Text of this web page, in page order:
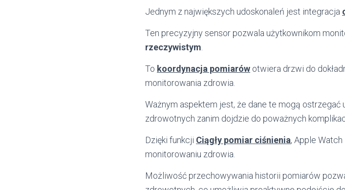
Jednym z największych udoskonaleń jest integracja
Ten precyzyjny sensor pozwala użytkownikom
rzeczywistym
To koordynacja pomiarów otwiera drzwi do
monitorowania zdrowia.
Ważnym aspektem jest, że dane te mogą
zdrowotnych zanim dojdzie do poważnych
Dzięki funkcji Ciągły pomiar ciśnienia, Apple
monitorowaniu zdrowia.
Możliwość przechowywania historii pomiarów